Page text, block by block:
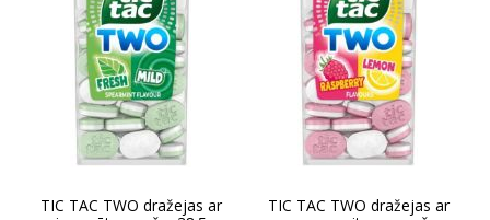
TIC TAC TWO dražejas ar
TIC TAC TWO dražejas ar